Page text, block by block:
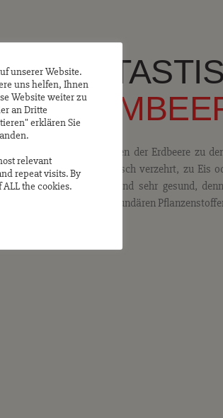
Die Himbeere gehört neben der Erdbeere zu
Deutschlands. Egal ob frisch verzehrt, zu Eis
schmecken immer und sind sehr gesund,
Spurenelementen und sekundären
unserer Website.
uns helfen, Ihnen
Website weiter zu
an Dritte
erklären Sie
relevant
repeat visits. By
the cookies.